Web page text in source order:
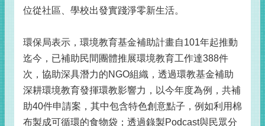
位從社區、學校出發實踐淨零新生活。
環保局表示，環境教育基金補助計畫自101年起推動
迄今，已補助民間團體推展環境教育工作達388件
次，協助深具潛力的NGO組織，透過環教基金補助
深耕環境教育發揮環教影響力，以今年度為例，共補
助40件申請案，其中包含特色創意點子，例如利用棉
布製成可循環的食物袋；透過錄製Podcast與民眾分